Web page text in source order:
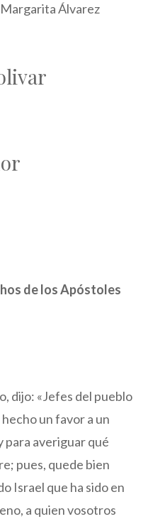
Álvarez
de los Apóstoles
dijo: «Jefes del pueblo
un favor a un
para averiguar qué
pues, quede bien
Israel que ha sido en
a quien vosotros